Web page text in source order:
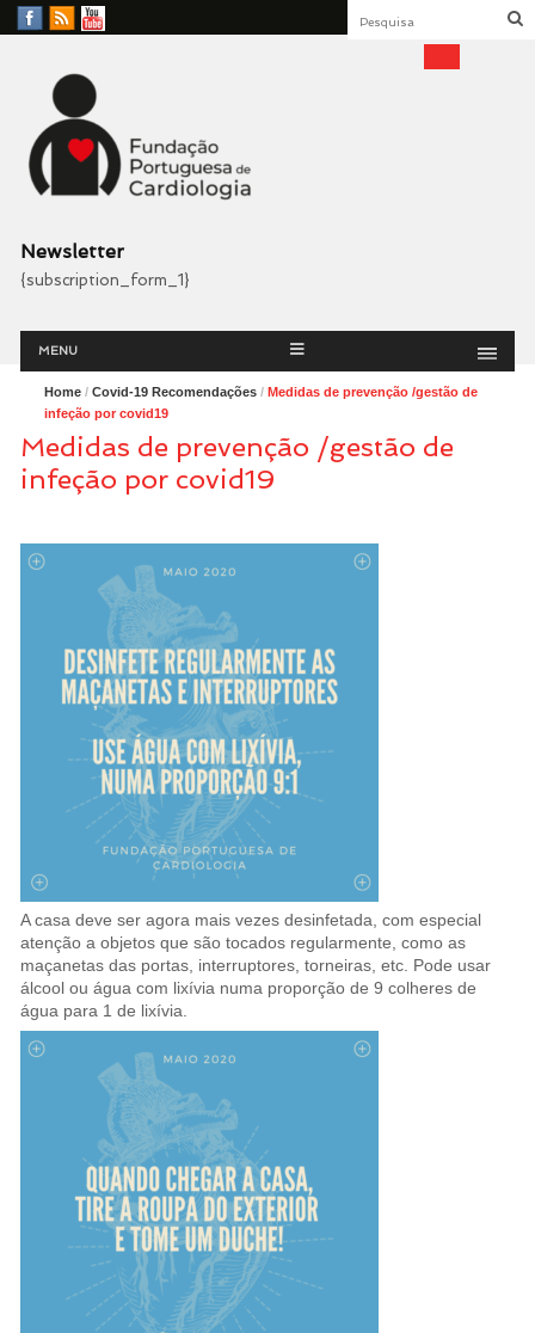
Facebook
RSS
YouTube
Fundação Portuguesa
Cardiologia
Newsletter
{subscription_form_1}
Menu
MENU
Home/ Covid-19 Recomendações/ Medidas de prevenção /gestão de
infeção por covid19
Medidas de prevenção /gestão de
infeção por covid19
A casa deve ser agora mais vezes desinfetada, com especial
atenção a objetos que são tocados regularmente, como as
maçanetas das portas, interruptores, torneiras, etc. Pode usar
álcool ou água com lixívia numa proporção de 9 colheres de
água para 1 de lixívia.